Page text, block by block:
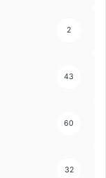
2
43
60
32